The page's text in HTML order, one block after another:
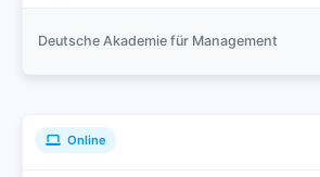
Deutsche Akademie für Management
Online